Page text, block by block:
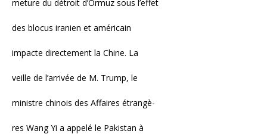
meture du détroit d’Ormuz sous l’effet
des blocus iranien et américain
impacte directement la Chine. La
veille de l’arrivée de M. Trump, le
ministre chinois des Affaires étrangè-
res Wang Yi a appelé le Pakistan à